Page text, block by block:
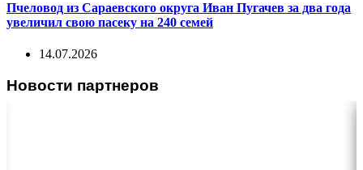
Пчеловод из Сараевского округа Иван Пугачев за два года
увеличил свою пасеку на 240 семей
14.07.2026
Новости партнеров